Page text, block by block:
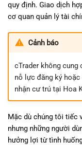
quy định. Giao dịch
cơ quan quản lý tài
Cảnh báo
cTrader không cung
nỗ lực đăng ký hoặc
nhận cư trú tại Hoa
Mặc dù chúng tôi tiếc
nhưng những người
hưởng lợi từ tình